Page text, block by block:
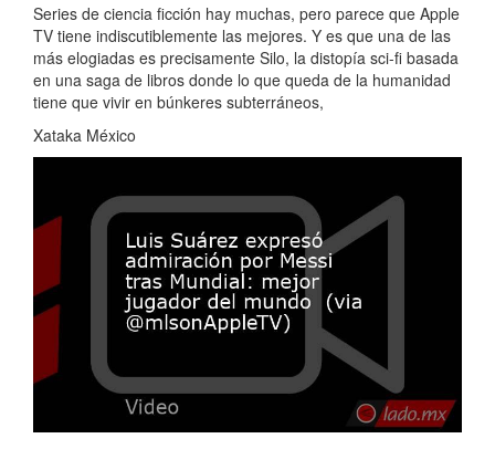
Series de ciencia ficción hay muchas, pero parece que Apple
TV tiene indiscutiblemente las mejores. Y es que una de las
más elogiadas es precisamente Silo, la distopía sci-fi basada
en una saga de libros donde lo que queda de la humanidad
tiene que vivir en búnkeres subterráneos,
Xataka México